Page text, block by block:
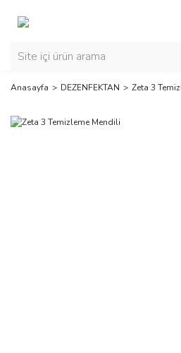
Anasayfa DEZENFEKTAN Zeta 3